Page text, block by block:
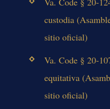
custodia
sitio oficial)
Va. Code § 20-
equitativa
sitio oficial)